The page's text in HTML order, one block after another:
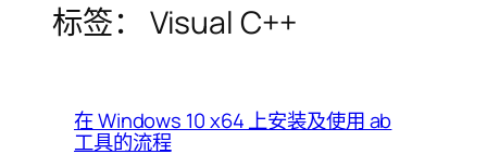
标签： Visual C++
在 Windows 10 x64 上安装及使用 ab
工具的流程